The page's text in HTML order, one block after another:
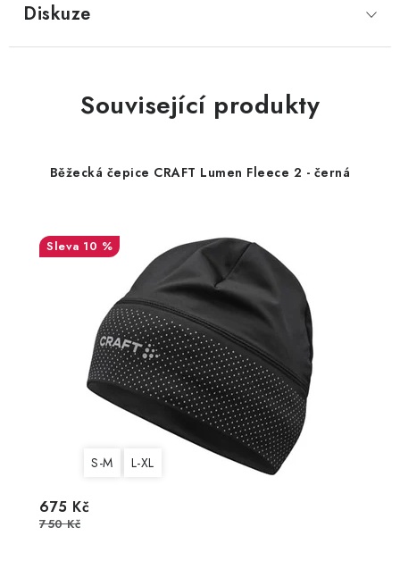
Diskuze
Související produkty
Běžecká čepice CRAFT Lumen Fleece 2 - černá
10 %
S-M L-XL
675 Kč
750 Kč